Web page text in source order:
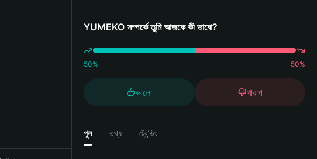
YUMEKO সম্পর্কে তুমি আজকে কী ভাবো?
50% 50%
ভালো খারাপ
পুল তথ্য ট্রেন্ডিং